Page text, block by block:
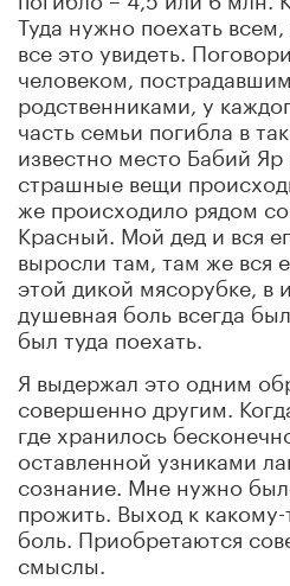
Туда нужно поехать
все это увидеть.
человеком,
родственниками, у
часть семьи погибла в
известно место Бабий Яр
страшные вещи
же происходило рядом
Красный. Мой дед и вся
выросли там, там же вся
этой дикой мясорубке, в
душевная боль всегда
был туда поехать.
Я выдержал это одним
совершенно другим.
где хранилось
оставленной узниками
сознание. Мне нужно
прожить. Выход к
боль. Приобретаются
смыслы.